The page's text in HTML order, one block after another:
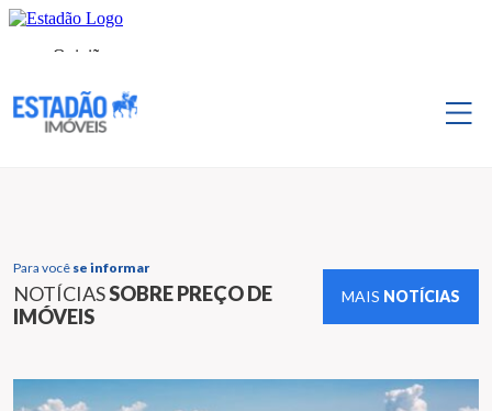
Para você se informar
NOTÍCIASSOBRE PREÇO DE
IMÓVEIS
MAIS NOTÍCIAS